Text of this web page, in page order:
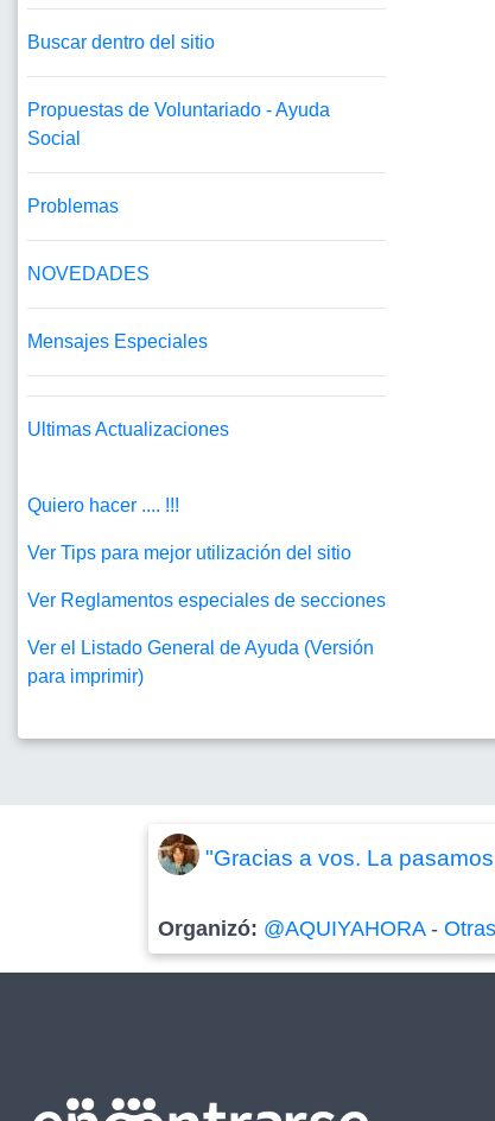
Buscar dentro del sitio
Propuestas de Voluntariado - Ayuda
Social
Problemas
NOVEDADES
Mensajes Especiales
Ultimas Actualizaciones
Quiero hacer .... !!!
Ver Tips para mejor utilización del sitio
Ver Reglamentos especiales de secciones
Ver el Listado General de Ayuda (Versión
para imprimir)
"Gracias a vos. La
Organizó: @AQUIYAHORA-